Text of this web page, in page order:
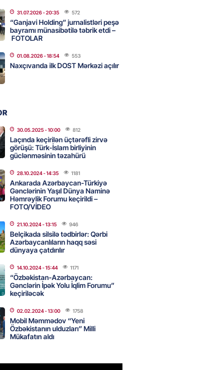
UNESCO-dakı yeni
kimdir? – DOSYE
- 16:00
pozan 26 nəfər tutuldu
və Yaroslavldakı
zavodunu vurub
- 15:30
Azərbaycanla bağlı tapşırıq
hərəkətə keçdi
kartını indi sifariş
komissiyasız
- 15:07 90
sədr müavinini AZCON
31.07.2026- 20:35 572
“Ganjavi Holding” jurnalistləri peşə
bayramı münasibətilə təbrik etdi –
FOTOLAR
01.08.2026- 18:54 553
Naxçıvanda ilk DOST Mərkəzi açılır
30.05.2025- 10:00 812
Laçında keçirilən üçtərəfli zirvə
görüşü: Türk-İslam birliyinin
güclənməsinin təzahürü
28.10.2024- 14:35 1181
Ankarada Azərbaycan-Türkiyə
Gənclərinin Yaşıl Dünya Naminə
Həmrəylik Forumu keçirildi –
FOTO/VİDEO
21.10.2024- 13:15 946
Belçikada silsilə tədbirlər: Qərbi
Azərbaycanlıların haqq səsi
dünyaya çatdırılır
14.10.2024- 15:44 1171
“Özbəkistan-Azərbaycan:
Gənclərin İpək Yolu İqlim Forumu”
keçiriləcək
02.02.2024- 13:00 1758
Mobil Məmmədov “Yeni
Özbəkistanın ulduzları” Milli
Mükafatın aldı